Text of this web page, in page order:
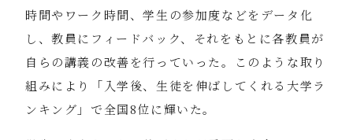
時間やワーク時間、学生の参加度などをデータ化
し、教員にフィードバック、それをもとに各教員が
自らの講義の改善を行っていった。このような取り
組みにより「入学後、生徒を伸ばしてくれる大学ラ
ンキング」で全国8位に輝いた。